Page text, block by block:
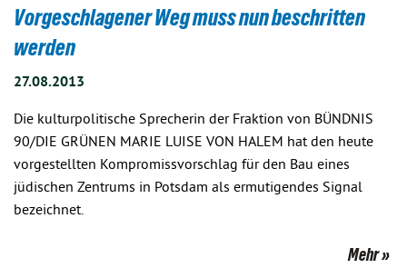
Vorgeschlagener Weg muss nun beschritten
werden
27.08.2013
Die kulturpolitische Sprecherin der Fraktion von BÜNDNIS
90/DIE GRÜNEN MARIE LUISE VON HALEM hat den heute
vorgestellten Kompromissvorschlag für den Bau eines
jüdischen Zentrums in Potsdam als ermutigendes Signal
bezeichnet.
Mehr